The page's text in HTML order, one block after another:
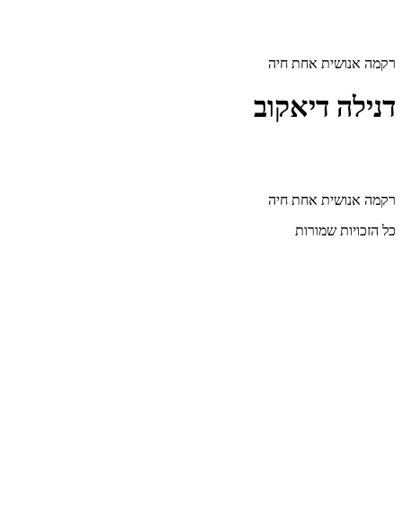
רקמה אנושית אחת חיה
דנילה דיאקוב
רקמה אנושית אחת חיה
כל הזכויות שמורות